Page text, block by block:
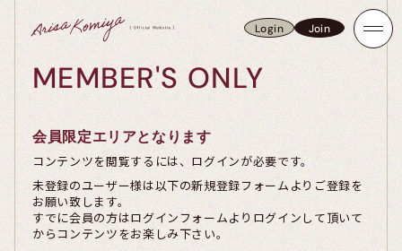
Login
Join
MEMBER'S ONLY
会員限定エリアとなります
コンテンツを閲覧するには、ログインが必要です。
未登録のユーザー様は以下の新規登録フォームよりご登録を
お願い致します。
すでに会員の方はログインフォームよりログインして頂いて
からコンテンツをお楽しみ下さい。